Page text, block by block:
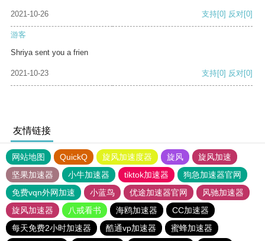
2021-10-26 支持[0] 反对[0]
游客
Shriya sent you a frien
2021-10-23 支持[0] 反对[0]
友情链接
网站地图 QuickQ 旋风加速度器 旋风
旋风加速
坚果加速器
小牛加速器 tiktok加速器
狗急加速器官网
免费vqn外网加速
小蓝鸟 优途加速器官网
风驰加速器
旋风加速器
八戒看书 海鸥加速器
CC加速器
每天免费2小时加速器
酷通vp加速器
蜜蜂加速器